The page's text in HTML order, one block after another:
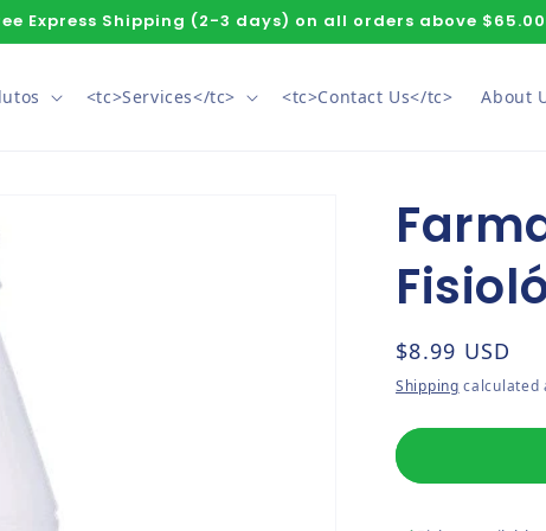
Express Shipping (2-3 days) on all orders above $65.00
<tc>Services</tc> <tc>Contact Us</tc> About
Regular price
$8.99 USD
Shipping calculated